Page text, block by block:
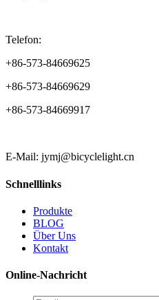
Telefon:
+86-573-84669625
+86-573-84669629
+86-573-84669917
E-Mail: jymj@bicyclelight.cn
Schnelllinks
Produkte
BLOG
Über Uns
Kontakt
Online-Nachricht